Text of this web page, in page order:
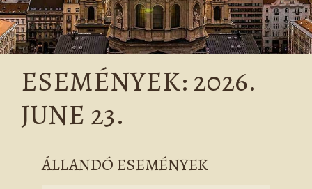
ESEMÉNYEK: 2026.
JUNE 23.
ÁLLANDÓ ESEMÉNYEK